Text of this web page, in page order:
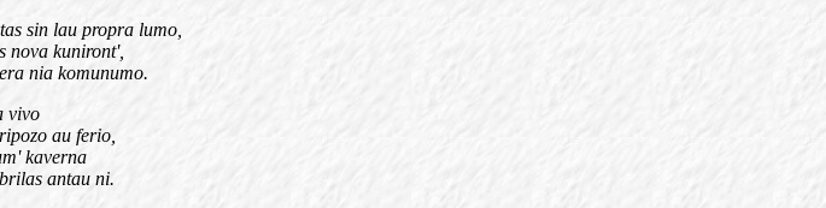
sin lau propra lumo,
nova kuniront',
nia komunumo.
vivo
au ferio,
kaverna
antau ni.